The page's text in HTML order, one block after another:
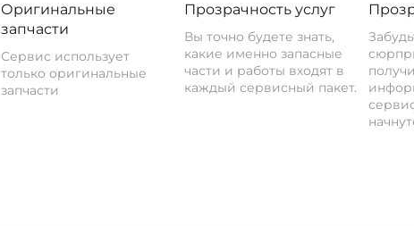
Оригинальные
запчасти
Сервис использует
только оригинальные
запчасти
Прозрачность услуг
Вы точно будете знать,
какие именно запасные
части и работы входят в
каждый сервисный пакет.